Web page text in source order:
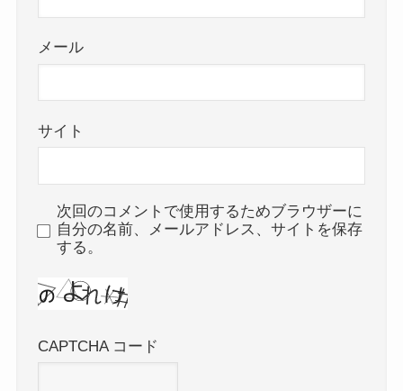
メール
サイト
次回のコメントで使用するためブラウザーに
自分の名前、メールアドレス、サイトを保存
する。
CAPTCHA コード